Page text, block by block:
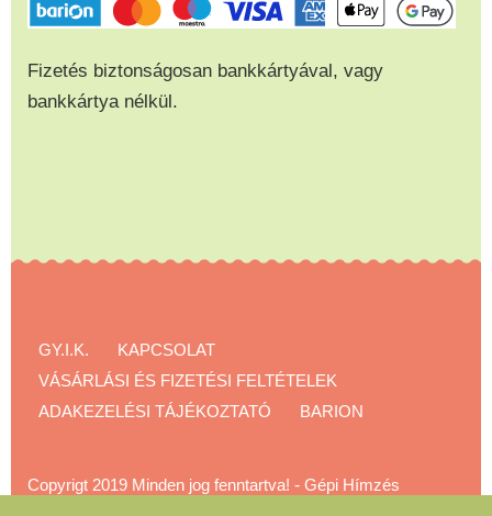
Fizetés biztonságosan bankkártyával, vagy
bankkártya nélkül.
GY.I.K.
KAPCSOLAT
VÁSÁRLÁSI ÉS FIZETÉSI FELTÉTELEK
ADAKEZELÉSI TÁJÉKOZTATÓ
BARION
Copyrigt 2019 Minden jog fenntartva! - Gépi Hímzés